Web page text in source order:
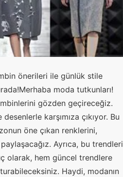
önerileri ile günlük stile
moda tutkunları!
gözden geçireceğiz.
karşımıza çıkıyor. Bu
öne çıkan renklerini,
Ayrıca, bu trendleri
olarak, hem güncel trendlere
Haydi, modanın